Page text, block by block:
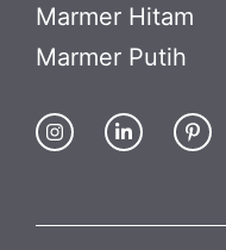
Marmer Hitam
Marmer Putih